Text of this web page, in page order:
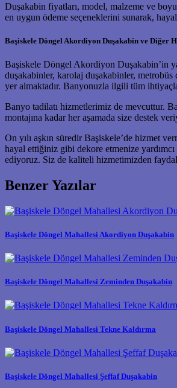
Duşakabin fiyatları, model, malzeme ve
en uygun ödeme seçeneklerini sunarak,
Başiskele Döngel Akordiyon Duşakabin ve Diğer
Başiskele Döngel Akordiyon Duşakabin’in
duşakabinler, karolaj duşakabinler,
yer almaktadır. Banyonuzla ilgili tüm
Banyo tadilatı hizmetlerimiz de mevcuttur.
montajına kadar her aşamada size destek
On yılı aşkın süredir Başiskele’de hizmet
hayal ettiğiniz gibi dekore etmenize
ediyoruz. Siz de kaliteli hizmetimizden
Benzer Yazılar
Başiskele Döngel Mahallesi Akordiyon Duşakabin
Başiskele Döngel Mahallesi Zeminden Duşakabin
Başiskele Döngel Mahallesi Tekne Kaldırma
Başiskele Döngel Mahallesi Şeffaf Duşakabin